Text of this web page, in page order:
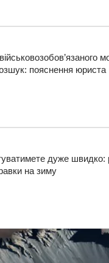
пояснення юриста
дуже швидко:
на зиму